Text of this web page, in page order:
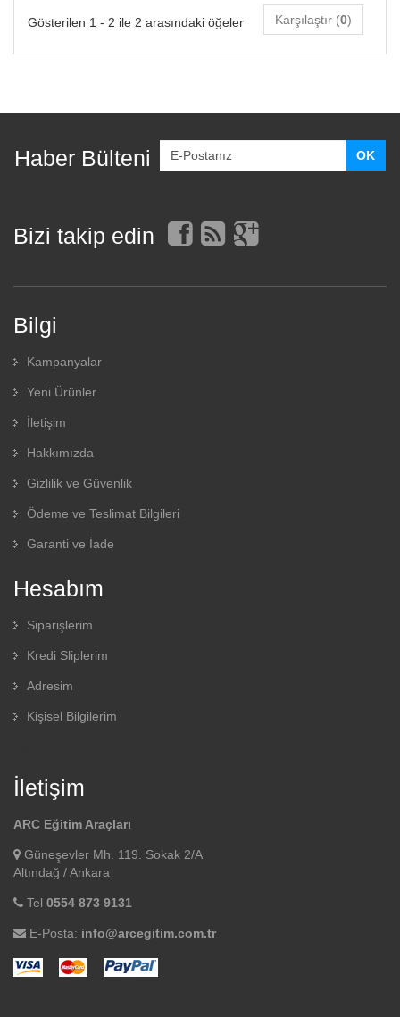
Karşılaştır (0)
Gösterilen 1 - 2 ile 2 arasındaki öğeler
Haber Bülteni
Bizi takip edin
Bilgi
Kampanyalar
Yeni Ürünler
İletişim
Hakkımızda
Gizlilik ve Güvenlik
Ödeme ve Teslimat Bilgileri
Garanti ve İade
Hesabım
Siparişlerim
Kredi Sliplerim
Adresim
Kişisel Bilgilerim
İletişim
ARC Eğitim Araçları
Güneşevler Mh. 119. Sokak 2/A
Altındağ / Ankara
Tel 0554 873 9131
E-Posta: info@arcegitim.com.tr